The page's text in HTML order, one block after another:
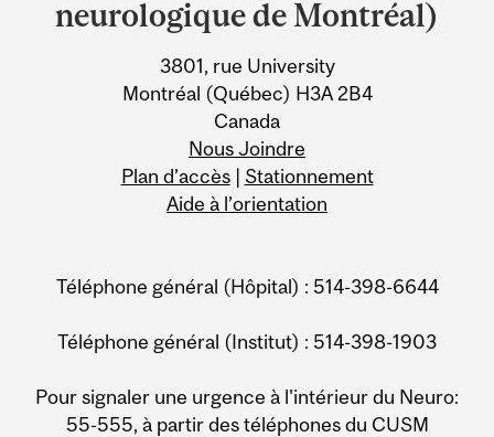
Information
neurologique de Montréal)
3801, rue University
Montréal (Québec) H3A 2B4
Canada
Nous Joindre
Plan d’accès| Stationnement
Aide à l’orientation
Téléphone général (Hôpital) : 514-398-6644
Téléphone général (Institut) : 514-398-1903
Pour signaler une urgence à l'intérieur du Neuro:
55-555, à partir des téléphones du CUSM